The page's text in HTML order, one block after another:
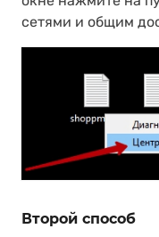
сетями и общим
Второй способ